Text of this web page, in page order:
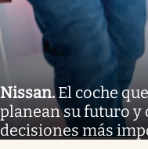
Nissan.El coche
planean su futuro y
decisiones más